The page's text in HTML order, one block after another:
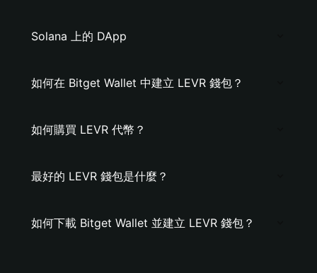
Solana 上的 DApp
如何在 Bitget Wallet 中建立 LEVR 錢包？
如何購買 LEVR 代幣？
最好的 LEVR 錢包是什麼？
如何下載 Bitget Wallet 並建立 LEVR 錢包？